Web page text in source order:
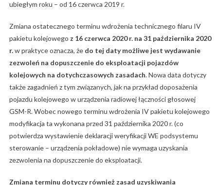
ubiegłym roku – od 16 czerwca 2019 r.
Zmiana ostatecznego terminu wdrożenia technicznego filaru IV
pakietu kolejowego z 16 czerwca 2020 r. na 31 października 2020
r.w praktyce oznacza, że do tej daty możliwe jest wydawanie
zezwoleń na dopuszczenie do eksploatacji pojazdów
kolejowych na dotychczasowych zasadach. Nowa data dotyczy
także zagadnień z tym związanych, jak na przykład doposażenia
pojazdu kolejowego w urządzenia radiowej łączności głosowej
GSM-R. Wobec nowego terminu wdrożenia IV pakietu kolejowego
modyfikacja ta wykonana przed 31 października 2020 r. (co
potwierdza wystawienie deklaracji weryfikacji WE podsystemu
sterowanie – urządzenia pokładowe) nie wymaga uzyskania
zezwolenia na dopuszczenie do eksploatacji.
Zmiana terminu dotyczy również zasad uzyskiwania